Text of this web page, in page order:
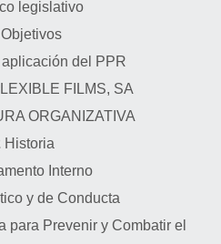
legislativo
del PPR
FILMS, SA
ORGANIZATIVA
Historia
Interno
y de Conducta
Prevenir y Combatir el